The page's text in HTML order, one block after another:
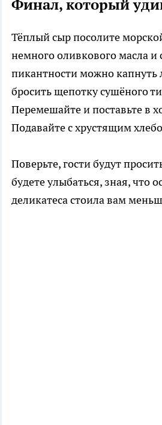
Финал, который
Тёплый сыр посолите
немного оливкового масла и
пикантности можно
бросить щепотку сушёного
Перемешайте и поставьте в
Подавайте с хрустящим
Поверьте, гости будут
будете улыбаться, зная, что
деликатеса стоила вам